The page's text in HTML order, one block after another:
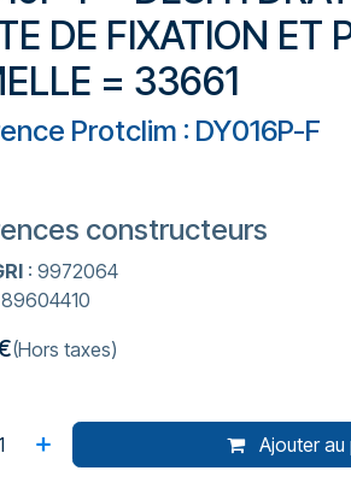
DE FIXATION ET
= 33661
Protclim : DY016P-F
constructeurs
: 9972064
(Hors taxes)
Ajouter au